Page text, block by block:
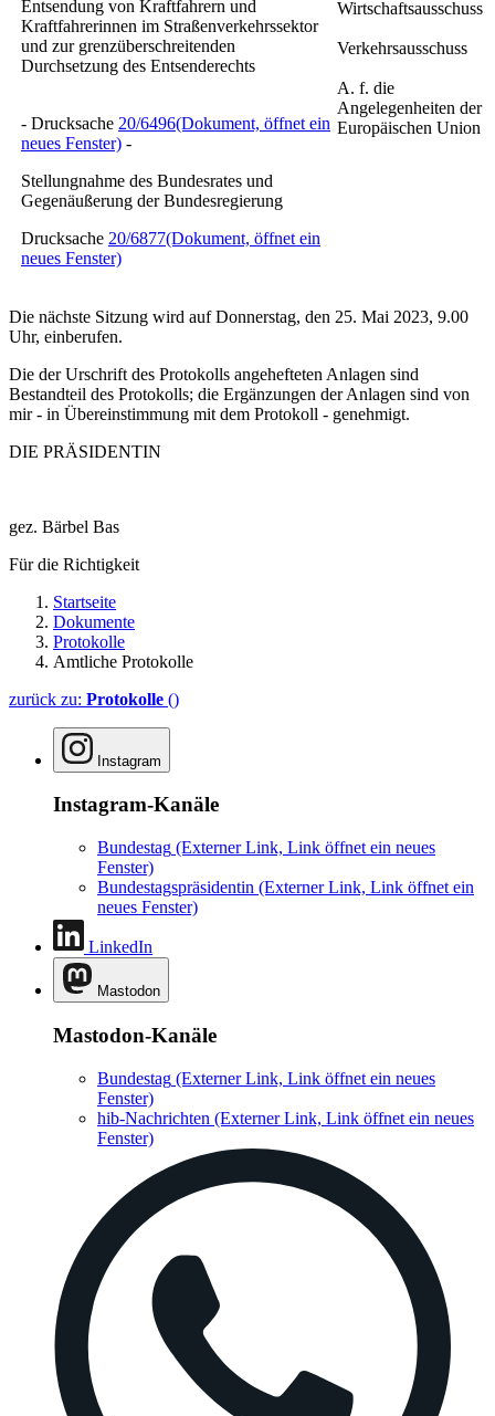
Entsendung von Kraftfahrern und
Kraftfahrerinnen im Straßenverkehrssektor
und zur grenzüberschreitenden
Durchsetzung des Entsenderechts
- Drucksache 20/6496(Dokument, öffnet ein
neues Fenster) -
Stellungnahme des Bundesrates und
Gegenäußerung der Bundesregierung
Drucksache 20/6877(Dokument, öffnet ein
neues Fenster)
Wirtschaftsausschuss
Verkehrsausschuss
A. f. die
Angelegenheiten der
Europäischen Union
Die nächste Sitzung wird auf Donnerstag, den 25. Mai 2023, 9.00
Uhr, einberufen.
Die der Urschrift des Protokolls angehefteten Anlagen sind
Bestandteil des Protokolls; die Ergänzungen der Anlagen sind von
mir - in Übereinstimmung mit dem Protokoll - genehmigt.
DIE PRÄSIDENTIN
gez. Bärbel Bas
Für die Richtigkeit
Startseite
Dokumente
Protokolle
Amtliche Protokolle
zurück zu: Protokolle ()
Instagram
Instagram-Kanäle
Bundestag (Externer Link, Link öffnet ein neues
Fenster)
Bundestagspräsidentin (Externer Link, Link öffnet ein
neues Fenster)
LinkedIn
Mastodon
Mastodon-Kanäle
Bundestag (Externer Link, Link öffnet ein neues
Fenster)
hib-Nachrichten (Externer Link, Link öffnet ein neues
Fenster)